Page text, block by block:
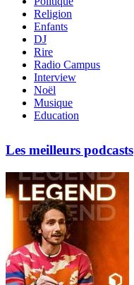
Religion
Enfants
DJ
Rire
Radio Campus
Interview
Noël
Musique
Education
Les meilleurs podcasts